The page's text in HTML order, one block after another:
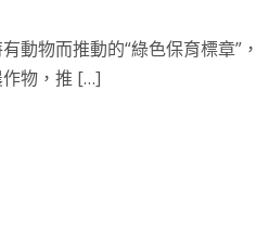
動物而推動的“綠色保育標章”
物，推 […]